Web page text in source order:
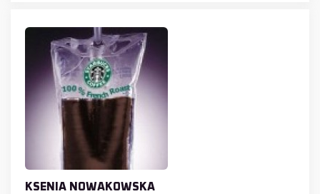
KSENIA NOWAKOWSKA